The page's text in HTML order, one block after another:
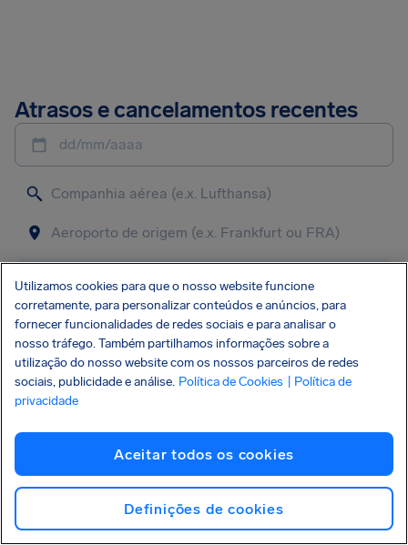
Atrasos e cancelamentos recentes
dd/mm/aaaa
Consultar voo
LH107 • Lufthansa CANCELADO
Munich • • Frankfurt
MUC
LH185 • Lufthansa CANCELADO
Utilizamos cookies para que o nosso website funcione
corretamente, para personalizar conteúdos e anúncios, para
fornecer funcionalidades de redes sociais e para analisar o
nosso tráfego. Também partilhamos informações sobre a
utilização do nosso website com os nossos parceiros de redes
sociais, publicidade e análise. Política de Cookies
| Política de
privacidade
Aceitar todos os cookies
Definições de cookies